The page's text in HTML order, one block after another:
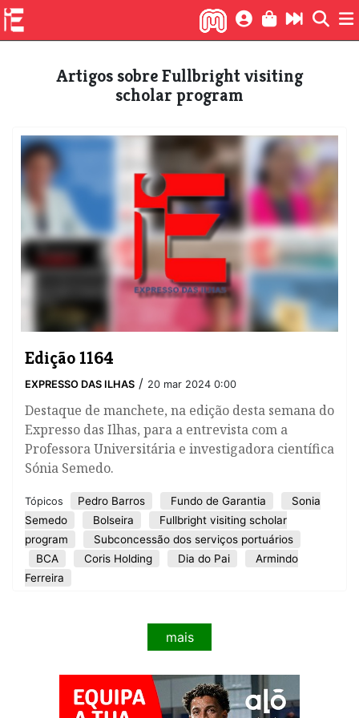
Artigos sobre Fullbright visiting
scholar program
Edição 1164
EXPRESSO DAS ILHAS / 20 mar 2024 0:00
Destaque de manchete, na edição desta semana do
Expresso das Ilhas, para a entrevista com a
Professora Universitária e investigadora científica
Sónia Semedo.
Tópicos Pedro Barros Fundo de Garantia
Sonia
Semedo
Bolseira
Fullbright visiting scholar
program
Subconcessão dos serviços portuários
BCA
Coris Holding Dia do Pai
Armindo
Ferreira
mais